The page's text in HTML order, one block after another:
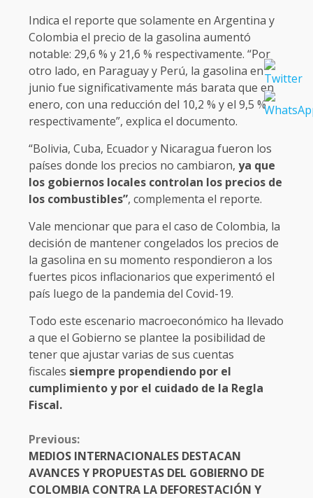
Indica el reporte que solamente en Argentina y
Colombia el precio de la gasolina aumentó
notable: 29,6 % y 21,6 % respectivamente. “Por
otro lado, en Paraguay y Perú, la gasolina en
junio fue significativamente más barata que en
enero, con una reducción del 10,2 % y el 9,5 %
respectivamente”, explica el documento.
“Bolivia, Cuba, Ecuador y Nicaragua fueron los
países donde los precios no cambiaron, ya que
los gobiernos locales controlan los precios de
los combustibles”, complementa el reporte.
Vale mencionar que para el caso de Colombia, la
decisión de mantener congelados los precios de
la gasolina en su momento respondieron a los
fuertes picos inflacionarios que experimentó el
país luego de la pandemia del Covid-19.
Todo este escenario macroeconómico ha llevado
a que el Gobierno se plantee la posibilidad de
tener que ajustar varias de sus cuentas
fiscales siempre propendiendo por el
cumplimiento y por el cuidado de la Regla
Fiscal.
CONTINUE
READING
Previous:
MEDIOS INTERNACIONALES DESTACAN
AVANCES Y PROPUESTAS DEL GOBIERNO DE
COLOMBIA CONTRA LA DEFORESTACIÓN Y